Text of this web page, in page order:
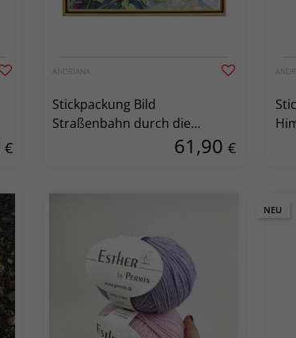
€
ANDRIANA
Stickpackung Bild
Straßenbahn durch die
61,90 €
NEU